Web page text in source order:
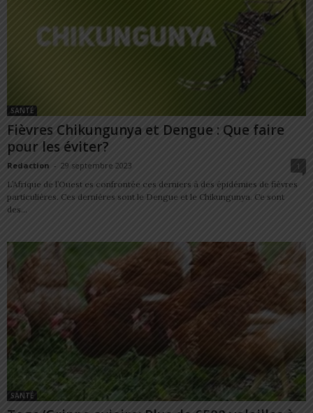
SANTÉ
Fièvres Chikungunya et Dengue : Que faire
pour les éviter?
Redaction - 29 septembre 2023
1
L’Afrique de l’Ouest es confrontée ces derniers à des épidémies de fièvres
particulières. Ces dernières sont le Dengue et le Chikungunya. Ce sont
des...
SANTÉ